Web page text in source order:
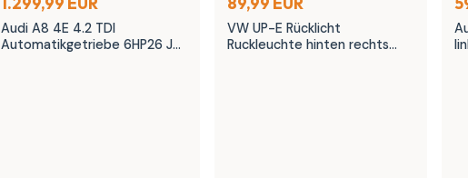
Audi A8 4E 4.2 TDI
Automatikgetriebe 6HP26 JEF
VW UP-E Rücklicht
Ruckleuchte hinten rechts